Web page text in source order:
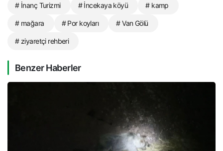
# İnanç Turizmi # İncekaya köyü # kamp
# mağara # Por koyları # Van Gölü
# ziyaretçi rehberi
Benzer Haberler